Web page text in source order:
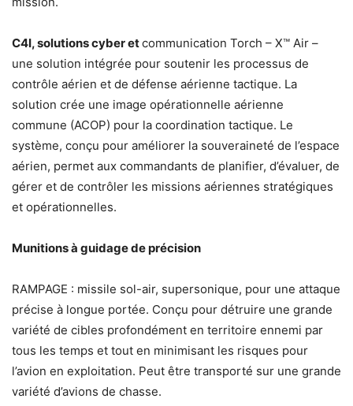
C4I, solutions cyber etcommunication Torch – X™ Air –
une solution intégrée pour soutenir les processus de
contrôle aérien et de défense aérienne tactique. La
solution crée une image opérationnelle aérienne
commune (ACOP) pour la coordination tactique. Le
système, conçu pour améliorer la souveraineté de l’espace
aérien, permet aux commandants de planifier, d’évaluer, de
gérer et de contrôler les missions aériennes stratégiques
et opérationnelles.
Munitions à guidage de précision
RAMPAGE : missile sol-air, supersonique, pour une attaque
précise à longue portée. Conçu pour détruire une grande
variété de cibles profondément en territoire ennemi par
tous les temps et tout en minimisant les risques pour
l’avion en exploitation. Peut être transporté sur une grande
variété d’avions de chasse.